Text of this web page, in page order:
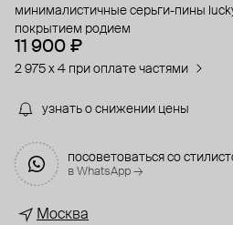
минималистичные серьги-пины
покрытием родием
11 900 ₽
2 975 x 4 при оплате частями
узнать о снижении цены
посоветоваться со
в WhatsApp →
Москва